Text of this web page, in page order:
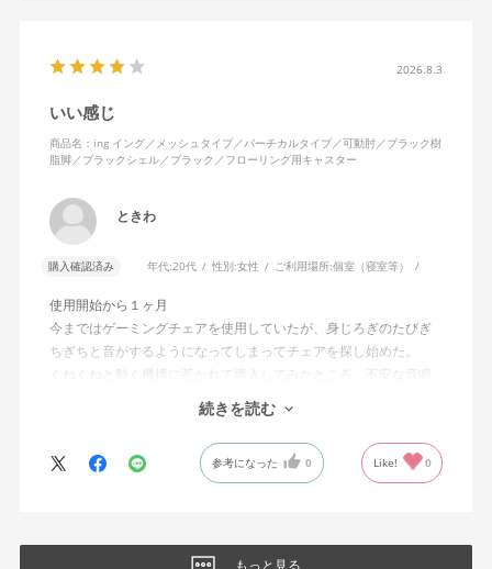
2026.8.3
いい感じ
商品名：ing イング／メッシュタイプ／バーチカルタイプ／可動肘／ブラック樹
脂脚／ブラックシェル／ブラック／フローリング用キャスター
ときわ
購入確認済み 年代:20代 性別:女性 ご利用場所:個室（寝室等）
使用開始から１ヶ月
今まではゲーミングチェアを使用していたが、身じろぎのたびぎ
ちぎちと音がするようになってしまってチェアを探し始めた。
くねくねと動く機構に惹かれて購入してみたところ、不安な音鳴
りは無くなった！但し座る時と立つ時はカッチョンと音がする。
これは座っていない時に椅子が倒れないように立ち上がると水平
に保つ機構があるようだ。
絵を描くのと、ゲームをするためのデスクで使用しているためお
尻についてくるフレキシブルな座面が嬉しい。
続きを読む
参考になった 0 Like! 0